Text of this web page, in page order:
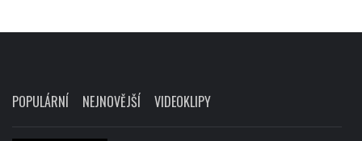
POPULÁRNÍ NEJNOVĚJŠÍ VIDEOKLIPY